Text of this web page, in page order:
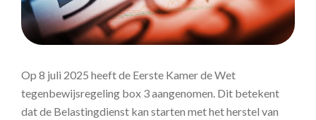
Op 8 juli 2025 heeft de Eerste Kamer de Wet
tegenbewijsregeling box 3 aangenomen. Dit betekent
dat de Belastingdienst kan starten met het herstel van